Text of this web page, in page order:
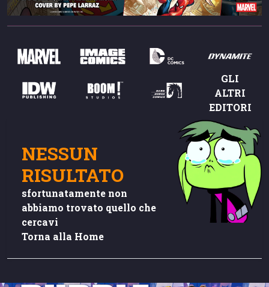
GLI
ALTRI
EDITORI
NESSUN
RISULTATO
sfortunatamente non
abbiamo trovato quello che
cercavi
Torna alla Home